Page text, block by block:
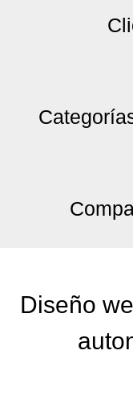
Diseño